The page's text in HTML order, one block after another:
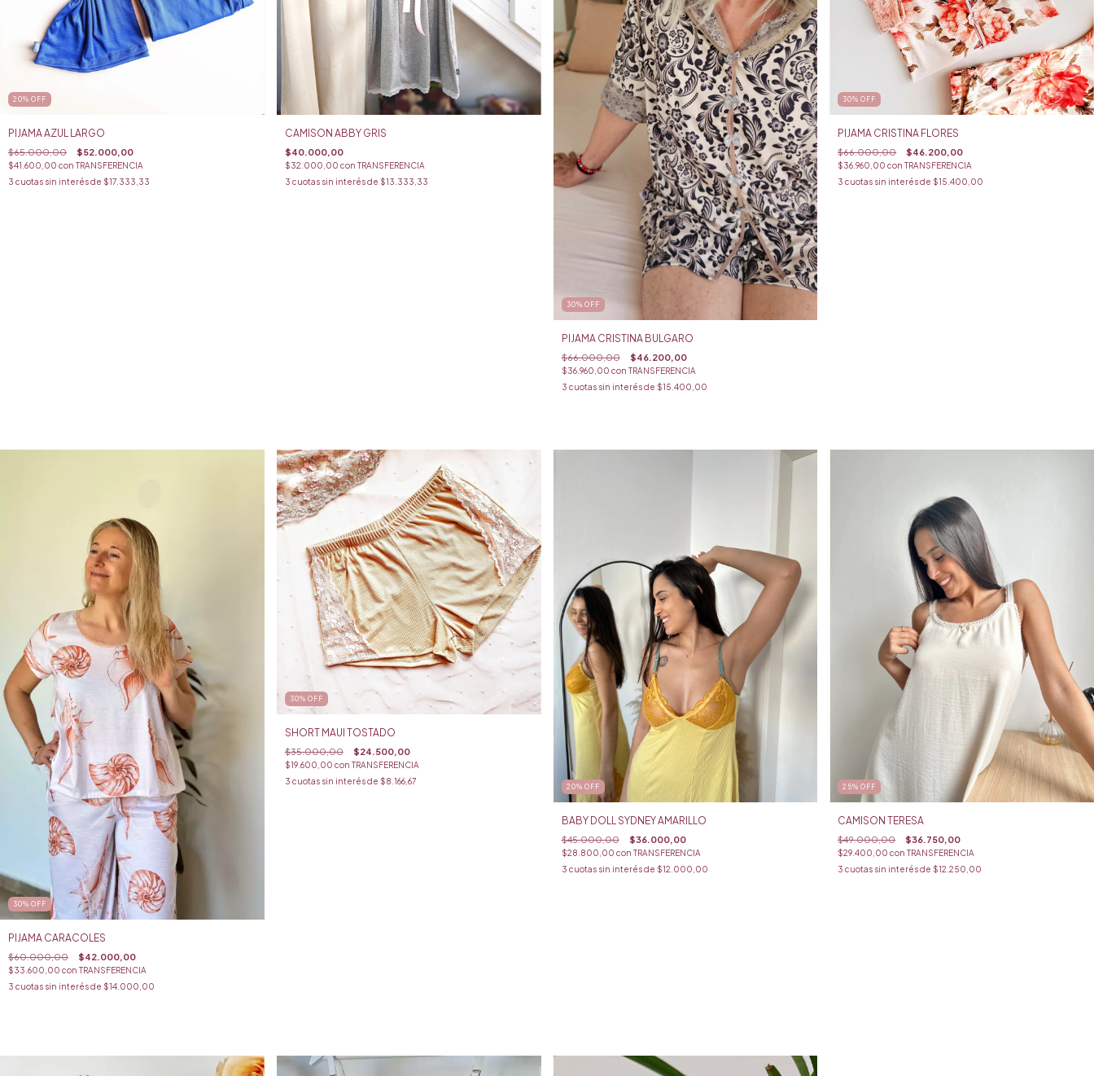
20% OFF
PIJAMA AZUL LARGO
$65.000,00 $52.000,00
$41.600,00 con TRANSFERENCIA
3 cuotas sin interés de $17.333,33
CAMISON ABBY GRIS
$40.000,00
$32.000,00 con TRANSFERENCIA
3 cuotas sin interés de $13.333,33
30% OFF
PIJAMA CRISTINA BULGARO
$66.000,00 $46.200,00
$36.960,00 con TRANSFERENCIA
3 cuotas sin interés de $15.400,00
30%OFF
PIJAMA CRISTINA FLORES
$66.000,00 $46.200,00
$36.960,00con TRANSFERENCIA
3 cuotas sin interés de $15.400,00
30% OFF
PIJAMA CARACOLES
$60.000,00 $42.000,00
$33.600,00 con TRANSFERENCIA
3 cuotas sin interés de $14.000,00
30% OFF
SHORT MAUI TOSTADO
$35.000,00 $24.500,00
$19.600,00 con TRANSFERENCIA
3 cuotas sin interés de $8.166,67
20% OFF
BABY DOLL SYDNEY AMARILLO
$45.000,00 $36.000,00
$28.800,00 con TRANSFERENCIA
3 cuotas sin interés de $12.000,00
25%OFF
CAMISON TERESA
$49.000,00 $36.750,00
$29.400,00con TRANSFERENCIA
3 cuotas sin interés de $12.250,00